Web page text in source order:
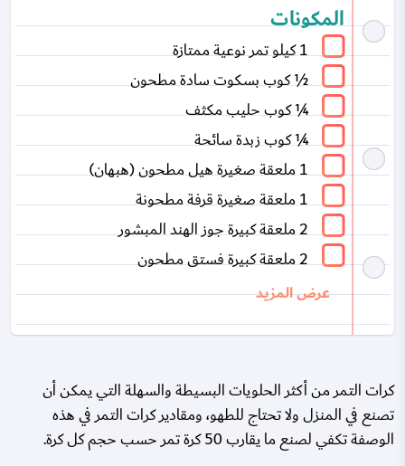
المكونات
1 كيلو تمر نوعية ممتازة
½ كوب بسكوت سادة مطحون
¼ كوب حليب مكثف
¼ كوب زبدة سائحة
1 ملعقة صغيرة هيل مطحون (هبهان)
1 ملعقة صغيرة قرفة مطحونة
2 ملعقة كبيرة جوز الهند المبشور
2 ملعقة كبيرة فستق مطحون
عرض المزيد
كرات التمر من أكثر الحلويات البسيطة والسهلة التي يمكن أن
تصنع في المنزل ولا تحتاج للطهو، ومقادير كرات التمر في هذه
الوصفة تكفي لصنع ما يقارب 50 كرة تمر حسب حجم كل كرة.